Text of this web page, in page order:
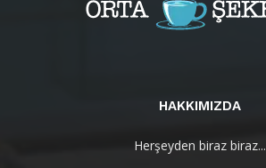
HAKKIMIZDA
Herşeyden biraz biraz...